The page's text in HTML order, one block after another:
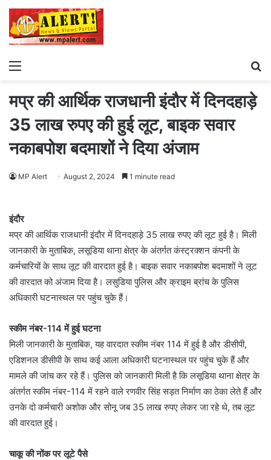
Menu
मप्र की आर्थिक राजधानी इंदौर में दिनदहाड़े
35 लाख रुपए की हुई लूट, बाइक सवार
नकाबपोश बदमाशों ने दिया अंजाम
MP Alert August 2, 2024 1 minute read
इंदौर
मप्र की आर्थिक राजधानी इंदौर में दिनदहाड़े 35 लाख रुपए की लूट हुई है। मिली
जानकारी के मुताबिक, लसूडिया थाना क्षेत्र के अंतर्गत कंस्ट्रक्शन कंपनी के
कर्मचारियों के साथ लूट की वारदात हुई है। ⁠बाइक सवार नकाबपोश बदमाशों ने लूट
की वारदात को अंजाम दिया है। ⁠लसुडिया पुलिस और क्राइम ब्रांच के पुलिस
अधिकारी घटनास्थल पर पहुंच चुके हैं।
स्कीम नंबर-114 में हुई घटना
मिली जानकारी के मुताबिक, यह वारदात स्कीम नंबर 114 में हुई है और डीसीपी,
एडिशनल डीसीपी के साथ कई आला अधिकारी घटनास्थल पर पहुंच चुके हैं और
मामले की जांच कर रहे हैं। पुलिस को जानकारी मिली है कि लसूडिया थाना क्षेत्र के
अंतर्गत स्कीम नंबर-114 में रहने वाले रणवीर सिंह सड़त निर्माण का ठेका लेते हैं और
उनके दो कर्मचारी अशोक और सोनू जब 35 लाख रुपए लेकर जा रहे थे, तब लूट
की वारदात हुई।
चाकू की नोंक पर लूटे पैसे